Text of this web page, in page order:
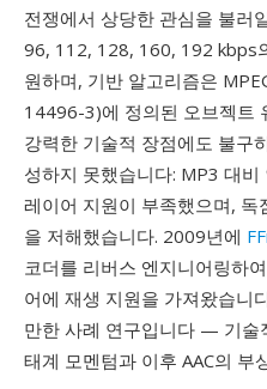
전쟁에서 상당한 관심을 불러
96, 112, 128, 160, 192 kbps
원하며, 기반 알고리즘은
14496-3)에 정의된 오브젝트
강력한 기술적 장점에도 불구
성하지 못했습니다: MP3 대
레이어 지원이 부족했으며,
을 저해했습니다. 2009년에
코더를 리버스 엔지니어링하
어에 재생 지원을 가져왔습니
만한 사례 연구입니다 — 기술
태계 모멘텀과 이후 AAC의 부